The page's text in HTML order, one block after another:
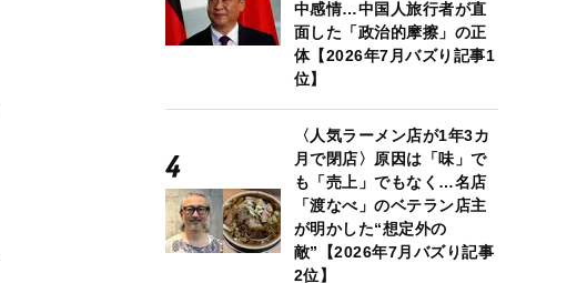
中感情…中国人旅行者が直
面した「政治的摩擦」の正
体【2026年7月バズり記事1
位】
〈人気ラーメン店が1年3カ
月で閉店〉原因は「味」で
も「売上」でもなく…名店
「渡なべ」のベテラン店主
が明かした“想定外の
敵”【2026年7月バズり記事
2位】